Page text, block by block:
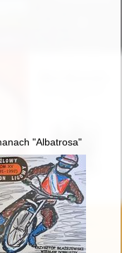
bojowych lotnictwa
"Albatrosa"